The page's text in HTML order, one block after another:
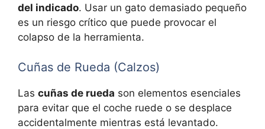
del indicado. Usar un gato demasiado pequeño
es un riesgo crítico que puede provocar el
colapso de la herramienta.
Cuñas de Rueda (Calzos)
Las cuñas de rueda son elementos esenciales
para evitar que el coche ruede o se desplace
accidentalmente mientras está levantado.